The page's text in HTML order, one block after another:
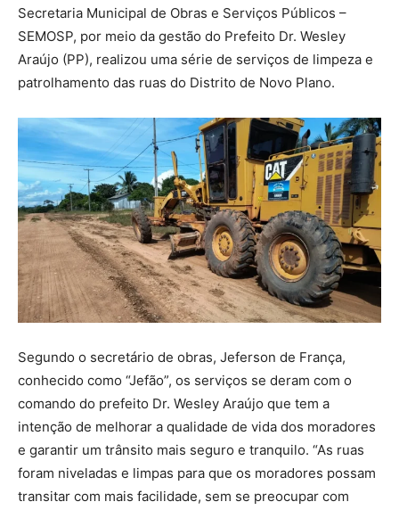
Secretaria Municipal de Obras e Serviços Públicos –
SEMOSP, por meio da gestão do Prefeito Dr. Wesley
Araújo (PP), realizou uma série de serviços de limpeza e
patrolhamento das ruas do Distrito de Novo Plano.
Segundo o secretário de obras, Jeferson de França,
conhecido como “Jefão”, os serviços se deram com o
comando do prefeito Dr. Wesley Araújo que tem a
intenção de melhorar a qualidade de vida dos moradores
e garantir um trânsito mais seguro e tranquilo. “As ruas
foram niveladas e limpas para que os moradores possam
transitar com mais facilidade, sem se preocupar com